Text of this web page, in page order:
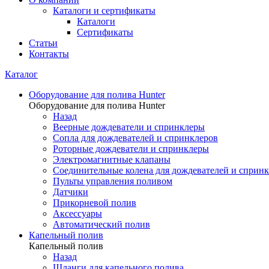
Каталоги и сертификаты
Каталоги
Сертификаты
Статьи
Контакты
Каталог
Оборудование для полива Hunter
Оборудование для полива Hunter
Назад
Веерные дождеватели и спринклеры
Сопла для дождевателей и спринклеров
Роторные дождеватели и спринклеры
Электромагнитные клапаны
Соединительные колена для дождевателей и
Пульты управления поливом
Датчики
Прикорневой полив
Аксессуары
Автоматический полив
Капельный полив
Капельный полив
Назад